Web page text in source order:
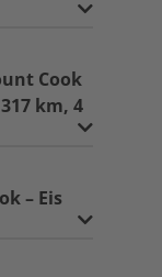
Cook
km, 4
– Eis